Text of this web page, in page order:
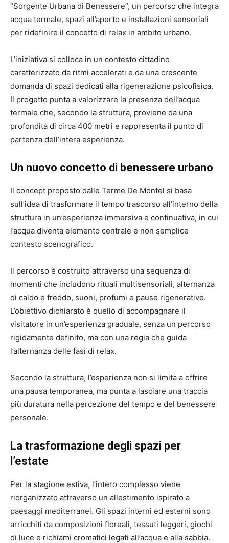
“Sorgente Urbana di Benessere”, un percorso che integra
acqua termale, spazi all’aperto e installazioni sensoriali
per ridefinire il concetto di relax in ambito urbano.
L’iniziativa si colloca in un contesto cittadino
caratterizzato da ritmi accelerati e da una crescente
domanda di spazi dedicati alla rigenerazione psicofisica.
Il progetto punta a valorizzare la presenza dell’acqua
termale che, secondo la struttura, proviene da una
profondità di circa 400 metri e rappresenta il punto di
partenza dell’intera esperienza.
Un nuovo concetto di benessere urbano
Il concept proposto dalle Terme De Montel si basa
sull’idea di trasformare il tempo trascorso all’interno della
struttura in un’esperienza immersiva e continuativa, in cui
l’acqua diventa elemento centrale e non semplice
contesto scenografico.
Il percorso è costruito attraverso una sequenza di
momenti che includono rituali multisensoriali, alternanza
di caldo e freddo, suoni, profumi e pause rigenerative.
L’obiettivo dichiarato è quello di accompagnare il
visitatore in un’esperienza graduale, senza un percorso
rigidamente definito, ma con una regia che guida
l’alternanza delle fasi di relax.
Secondo la struttura, l’esperienza non si limita a offrire
una pausa temporanea, ma punta a lasciare una traccia
più duratura nella percezione del tempo e del benessere
personale.
La trasformazione degli spazi per
l’estate
Per la stagione estiva, l’intero complesso viene
riorganizzato attraverso un allestimento ispirato a
paesaggi mediterranei. Gli spazi interni ed esterni sono
arricchiti da composizioni floreali, tessuti leggeri, giochi
di luce e richiami cromatici legati all’acqua e alla sabbia.